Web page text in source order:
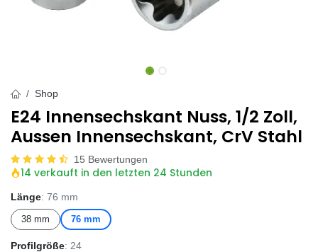
Shop
E24 Innensechskant Nuss, 1/2 Zoll,
Aussen Innensechskant, CrV Stahl
15 Bewertungen
14 verkauft in den letzten 24 Stunden
Länge: 76 mm
38 mm 76 mm
Profilgröße: 24